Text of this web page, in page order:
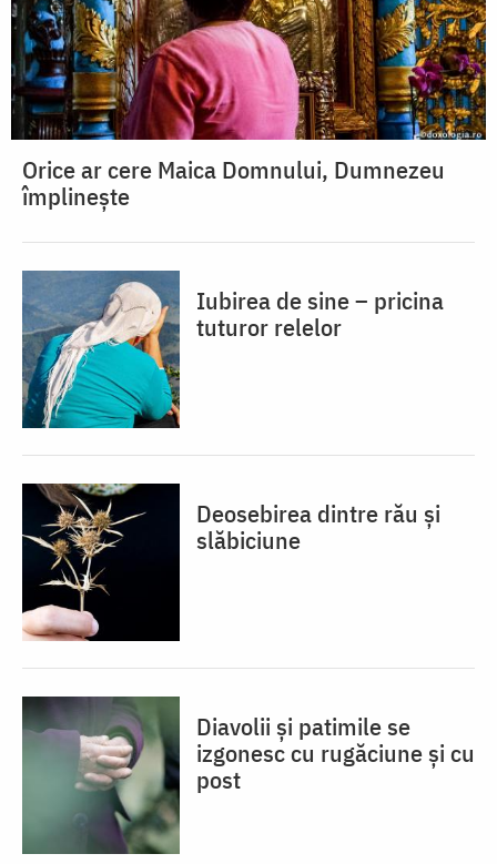
Orice ar cere Maica Domnului, Dumnezeu
împlinește
Iubirea de sine – pricina
tuturor relelor
Deosebirea dintre rău și
slăbiciune
Diavolii și patimile se
izgonesc cu rugăciune și cu
post